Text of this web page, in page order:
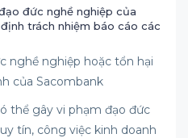
đức nghề nghiệp của
trách nhiệm báo cáo các
nghề nghiệp hoặc tổn hại
của Sacombank
thể gây vi phạm đạo đức
tín, công việc kinh doanh